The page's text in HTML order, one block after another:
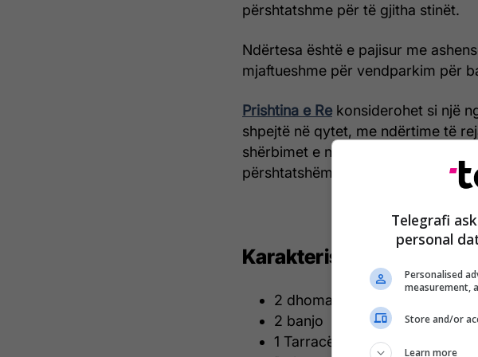
përshtatshme për të gjitha stinët.
Ndërtesa është e pajisur me
mjaftueshme për vendparkim për
Prishtina e Re konsiderohet si një
shpejtë në qytet, me ndërtime të
shërbimet e nevojshme, çka e bën
përshtatshëm si për banim ashtu
Karakteristika dhe
2 dhoma gjumi
2 banjo
1 Tarracë
Telegrafi
personal
Personalised
measurement,
Store and/or
Learn more